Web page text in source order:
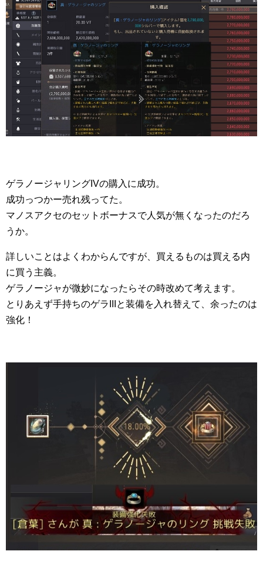
ゲラノージャリングIVの購入に成功。
成功っつかー売れ残ってた。
マノスアクセのセットボーナスで人気が無くなったのだろ
うか。
詳しいことはよくわからんですが、買えるものは買える内
に買う主義。
ゲラノージャが微妙になったらその時改めて考えます。
とりあえず手持ちのゲラIIIと装備を入れ替えて、余ったのは
強化！